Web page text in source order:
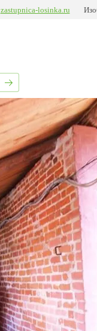
zastupnica-losinka.ru